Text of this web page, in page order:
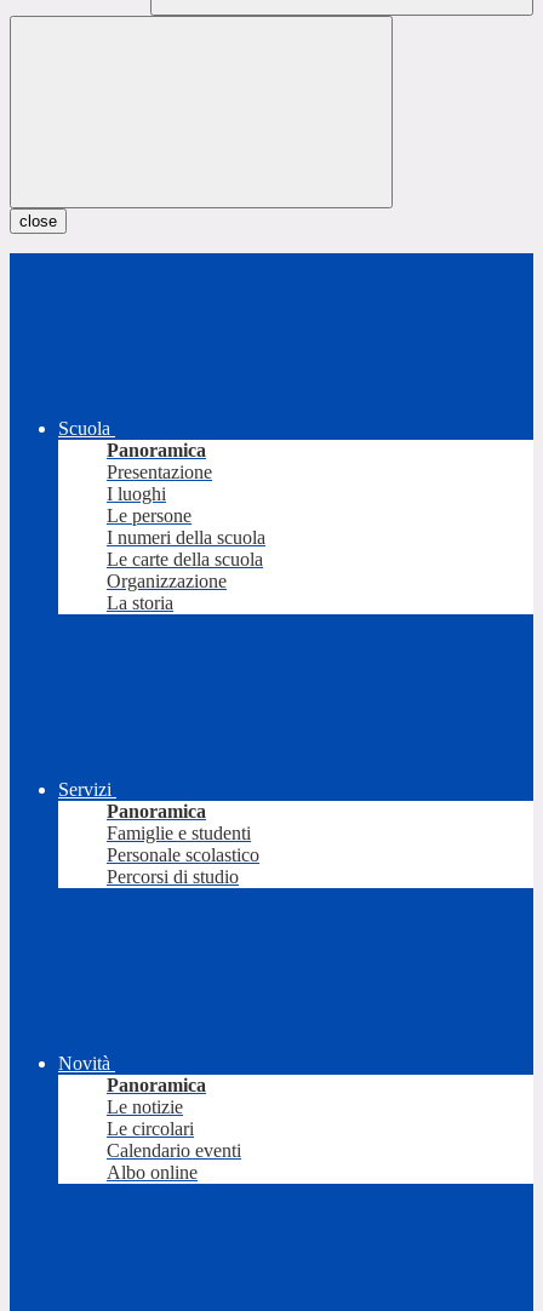
close
Scuola
Panoramica
Presentazione
I luoghi
Le persone
I numeri della scuola
Le carte della scuola
Organizzazione
La storia
Servizi
Panoramica
Famiglie e studenti
Personale scolastico
Percorsi di studio
Novità
Panoramica
Le notizie
Le circolari
Calendario eventi
Albo online